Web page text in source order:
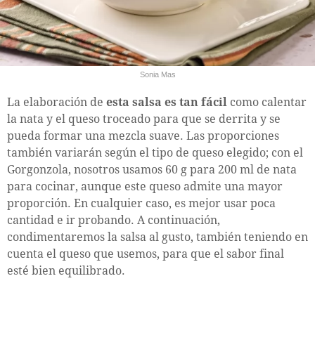
Sonia Mas
La elaboración de esta salsa es tan fácil como calentar
la nata y el queso troceado para que se derrita y se
pueda formar una mezcla suave. Las proporciones
también variarán según el tipo de queso elegido; con el
Gorgonzola, nosotros usamos 60 g para 200 ml de nata
para cocinar, aunque este queso admite una mayor
proporción. En cualquier caso, es mejor usar poca
cantidad e ir probando. A continuación,
condimentaremos la salsa al gusto, también teniendo en
cuenta el queso que usemos, para que el sabor final
esté bien equilibrado.